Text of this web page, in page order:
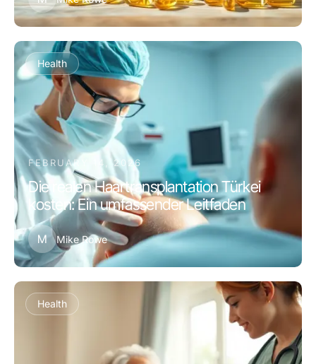
Health
FEBRUARY 14, 2026
Die realen Haartransplantation Türkei
kosten: Ein umfassender Leitfaden
M Mike Rowe
Health